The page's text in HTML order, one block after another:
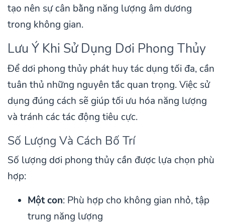
tạo nên sự cân bằng năng lượng âm dương
trong không gian.
Lưu Ý Khi Sử Dụng Dơi Phong Thủy
Để dơi phong thủy phát huy tác dụng tối đa, cần
tuân thủ những nguyên tắc quan trọng. Việc sử
dụng đúng cách sẽ giúp tối ưu hóa năng lượng
và tránh các tác động tiêu cực.
Số Lượng Và Cách Bố Trí
Số lượng dơi phong thủy cần được lựa chọn phù
hợp:
Một con: Phù hợp cho không gian nhỏ, tập
trung năng lượng